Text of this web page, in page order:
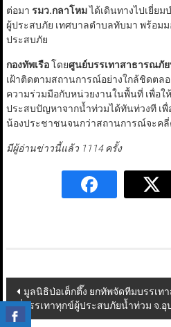
ต่อมา รมว.กลาโหมได้เดินทางไปเยี่ย
ผู้ประสบภัย เทศบาลตำบลทับมา พร้อม
ประสบภัย
กองทัพเรือโดยศูนย์บรรเทาสาธารณภัย
เฝ้าติดตามสถานการณ์อย่างใกล้ชิดตล
ความร่วมมือกับหน่วยงานในพื้นที่ เพื่อ
ประสบปัญหาจากน้ำท่วมได้ทันท่วงที เพื่
น้องประชาชนจนกว่าสถานการณ์จะคลี่
มีผู้อ่านข่าวนี้แล้ว 1114 ครั้ง
Post
navigation
มูลนิธิป่อเต็กตึ๊ง ยกทัพจัดทีมบรรเท
ที่บรรเทาทุกข์ผู้ประสบภัยน้ำท่วม จ.อุ